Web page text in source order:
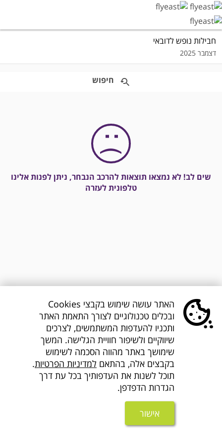
חבילות נופש לדובאי
דצמבר 2025
חיפושהאיזור
שים לב! לא נמצאו תוצאות להרכב הנבחר, ניתן לפנות אלינו
טלפונית לעזרה
האתר עושה שימוש בקבצי Cookies
ובכלים טכנולוגיים לצורך התאמת האתר
ותכניו להעדפות המשתמשים, לצרכים
שיווקיים ולשיפור חוויית הגלישה. המשך
שימושך באתר מהווה הסכמה לשימוש
בקבצים אלה, בהתאם למדיניות הפרטיות.
תוכל לשנות את העדפותיך בכל עת דרך
הגדרות הדפדפן.
אישור